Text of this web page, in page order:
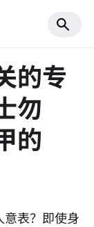
的专
勿
的
表？即使身